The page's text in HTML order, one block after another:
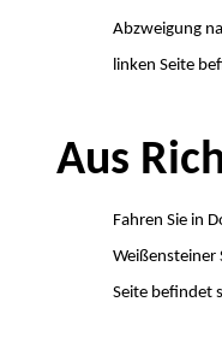
Abzweigung
linken Seite
Aus
Fahren Sie in
Weißensteiner
Seite befindet